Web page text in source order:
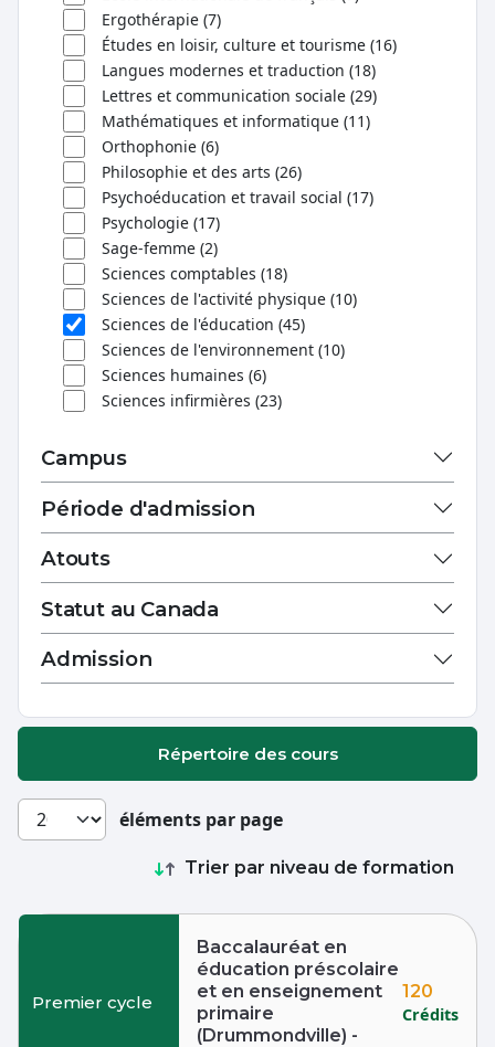
Ergothérapie (7)
Études en loisir, culture et tourisme (16)
Langues modernes et traduction (18)
Lettres et communication sociale (29)
Mathématiques et informatique (11)
Orthophonie (6)
Philosophie et des arts (26)
Psychoéducation et travail social (17)
Psychologie (17)
Sage-femme (2)
Sciences comptables (18)
Sciences de l'activité physique (10)
Sciences de l'éducation (45)
Sciences de l'environnement (10)
Sciences humaines (6)
Sciences infirmières (23)
Campus
Période d'admission
Atouts
Statut au Canada
Admission
Répertoire des cours
éléments par page
Trier par niveau de formation
Premier cycle
Baccalauréat en
éducation préscolaire
et en enseignement
primaire
(Drummondville) -
120
Crédits